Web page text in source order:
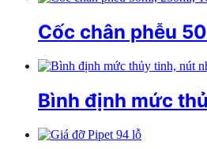
Cốc chân phễu
Bình định mức